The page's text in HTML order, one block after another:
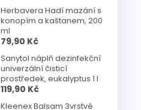
Herbavera Hadí mazání s
konopím a kaštanem, 200
ml
79,90 Kč
Sanytol náplň dezinfekční
univerzální čisticí
prostředek, eukalyptus 1 l
119,90 Kč
Kleenex Balsam 3vrstvé